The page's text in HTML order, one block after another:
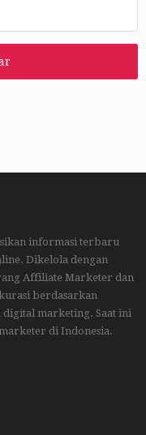
informasi terbaru
Dikelola dengan
Affiliate Marketer dan
berdasarkan
marketing. Saat ini
di Indonesia.